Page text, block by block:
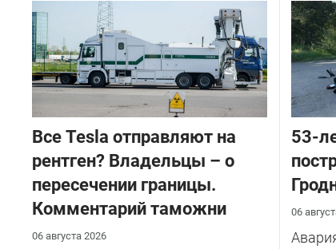
Все Tesla отправляют на
рентген? Владельцы – о
пересечении границы.
Комментарий таможни
06 августа 2026
53-
06